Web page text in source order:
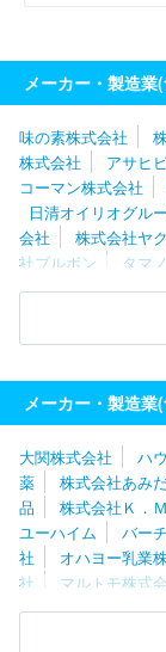
メーカー・製造業
味の素株式会社
株式会社
アサヒ
コーマン株式会社
日清オイリオグル
会社
株式会社ヤ
社ブルボン
タマ
伊藤ハム株式会社
リンホールディング
清食品株式会社
メーカー・製造
大関株式会社 ハ
薬
株式会社あみ
品
株式会社Ｋ．
ユーハイム
バー
社
オハヨー乳業
社
マルトモ株式
伊藤ハム株式会社